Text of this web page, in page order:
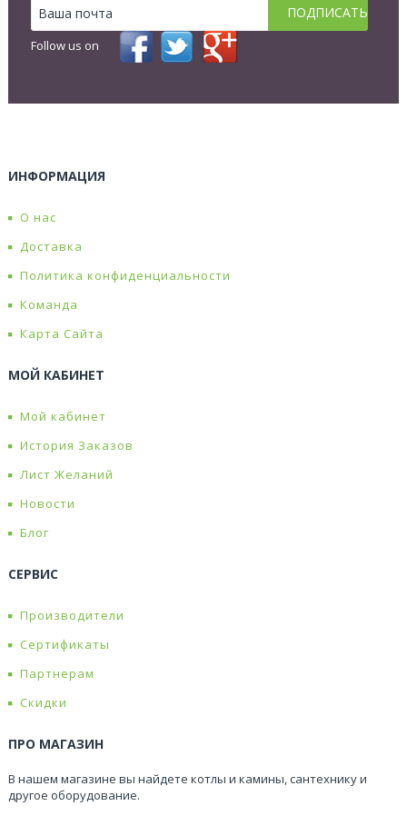
Follow us on
ИНФОРМАЦИЯ
О нас
Доставка
Политика конфиденциальности
Команда
Карта Сайта
МОЙ КАБИНЕТ
Мой кабинет
История Заказов
Лист Желаний
Новости
Блог
СЕРВИС
Производители
Сертификаты
Партнерам
Скидки
ПРО МАГАЗИН
В нашем магазине вы найдете котлы и камины, сантехнику и
другое оборудование.